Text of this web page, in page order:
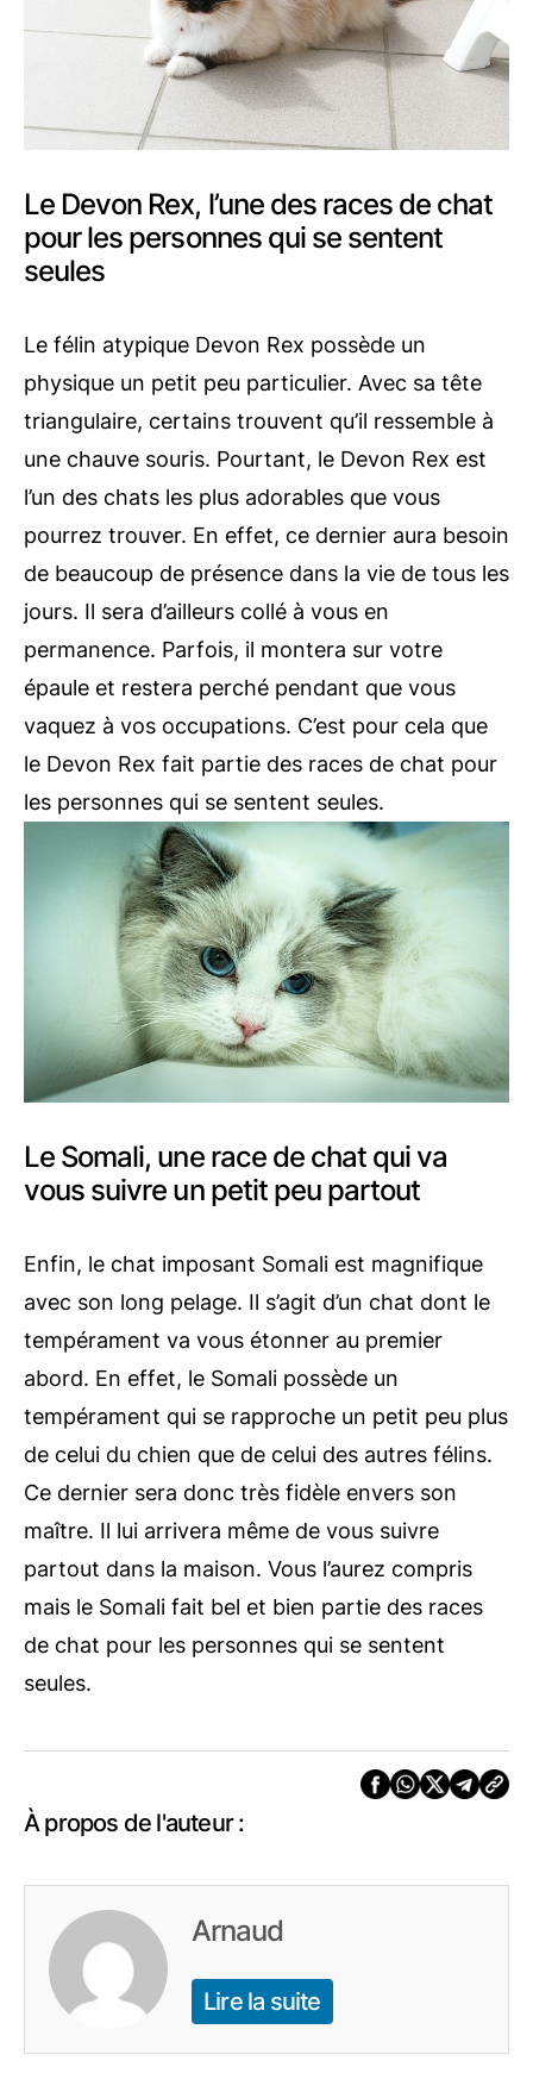
Le Devon Rex, l’une des races de chat
pour les personnes qui se sentent
seules
Le félin atypique Devon Rex possède un
physique un petit peu particulier. Avec sa tête
triangulaire, certains trouvent qu’il ressemble à
une chauve souris. Pourtant, le Devon Rex est
l’un des chats les plus adorables que vous
pourrez trouver. En effet, ce dernier aura besoin
de beaucoup de présence dans la vie de tous les
jours. Il sera d’ailleurs collé à vous en
permanence. Parfois, il montera sur votre
épaule et restera perché pendant que vous
vaquez à vos occupations. C’est pour cela que
le Devon Rex fait partie des races de chat pour
les personnes qui se sentent seules.
Le Somali, une race de chat qui va
vous suivre un petit peu partout
Enfin, le chat imposant Somali est magnifique
avec son long pelage. Il s’agit d’un chat dont le
tempérament va vous étonner au premier
abord. En effet, le Somali possède un
tempérament qui se rapproche un petit peu plus
de celui du chien que de celui des autres félins.
Ce dernier sera donc très fidèle envers son
maître. Il lui arrivera même de vous suivre
partout dans la maison. Vous l’aurez compris
mais le Somali fait bel et bien partie des races
de chat pour les personnes qui se sentent
seules.
À propos de l'auteur :
Arnaud
Lire la suite